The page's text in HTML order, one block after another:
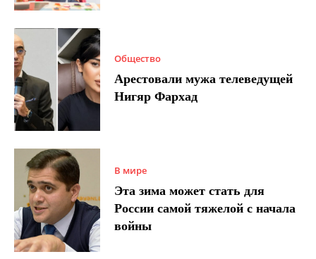
Общество
Арестовали мужа телеведущей
Нигяр Фархад
В мире
Эта зима может стать для
России самой тяжелой с начала
войны